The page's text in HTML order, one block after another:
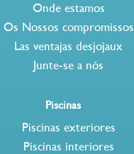
Onde estamos
Os Nossos compromissos
Las ventajas desjojaux
Junte-se a nós
Piscinas
Piscinas exteriores
Piscinas interiores